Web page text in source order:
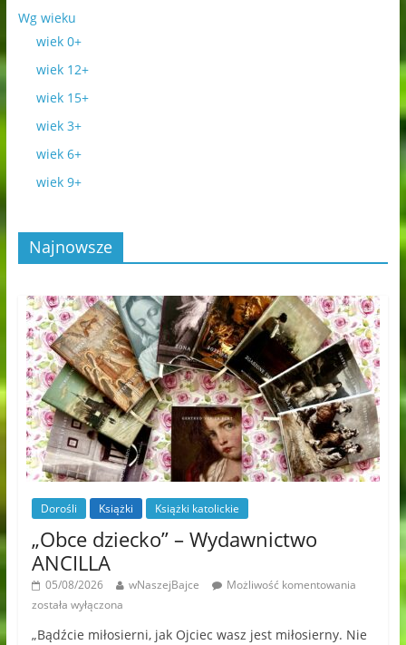
Wg wieku
wiek 0+
wiek 12+
wiek 15+
wiek 3+
wiek 6+
wiek 9+
Najnowsze
Dorośli Książki Książki katolickie
„Obce dziecko” – Wydawnictwo
ANCILLA
05/08/2026 wNaszejBajce
Możliwość komentowania
została wyłączona
„Bądźcie miłosierni, jak Ojciec wasz jest miłosierny. Nie